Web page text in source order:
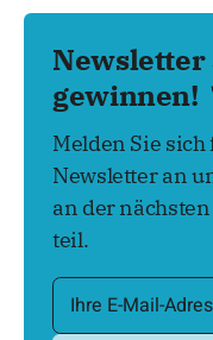
gewinnen!
Melden Sie
Newsletter an
an der
teil.